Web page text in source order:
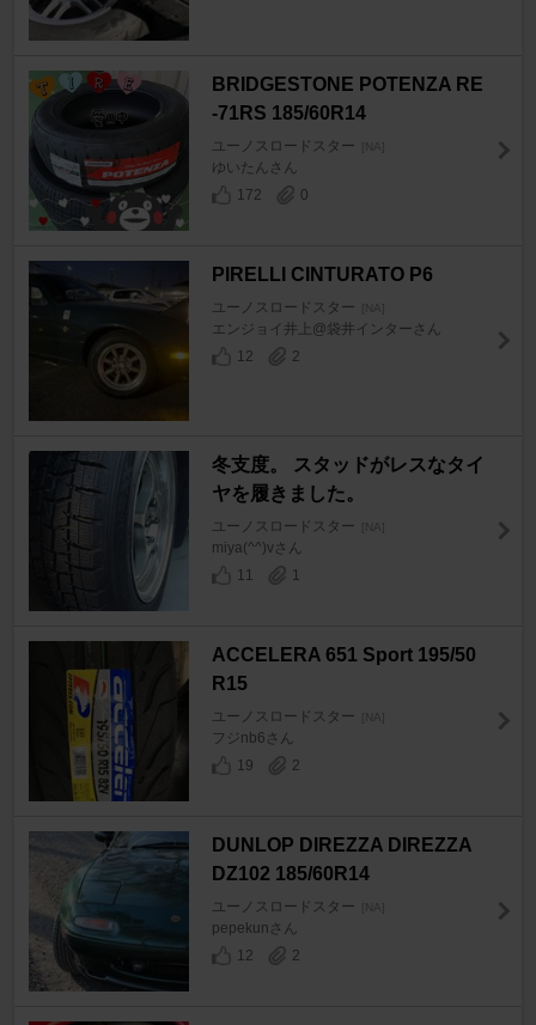
BRIDGESTONE POTENZA RE
-71RS 185/60R14
ユーノスロードスター [NA]
ゆいたんさん
172
0
PIRELLI CINTURATO P6
ユーノスロードスター [NA]
エンジョイ井上@袋井インターさん
12
2
冬支度。 スタッドがレスなタイ
ヤを履きました。
ユーノスロードスター [NA]
miya(^^)vさん
11
1
ACCELERA 651 Sport 195/50
R15
ユーノスロードスター [NA]
フジnb6さん
19
2
DUNLOP DIREZZA DIREZZA
DZ102 185/60R14
ユーノスロードスター [NA]
pepekunさん
12
2